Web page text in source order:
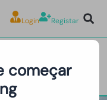
Login Registar
começar